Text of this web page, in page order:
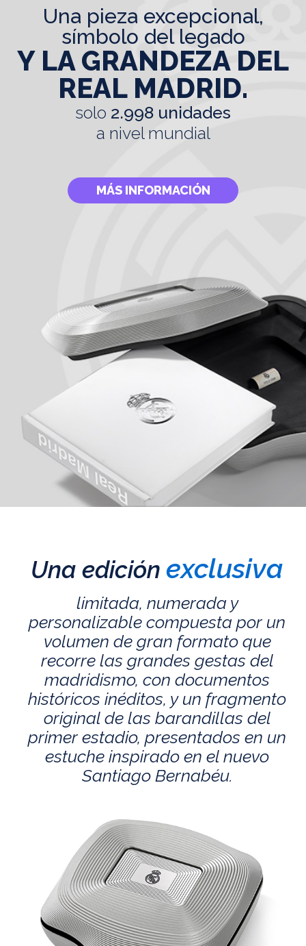
una pieza excepcional,
símbolo del legado
Y LA GRANDEZA DEL
REAL MADRID.
solo 2.998 unidades
a nivel mundial
MÁS INFORMACIÓN
Una edición exclusiva
limitada, numerada y
personalizable compuesta por un
volumen de gran formato que
recorre las grandes gestas del
madridismo, con documentos
históricos inéditos, y un fragmento
original de las barandillas del
primer estadio, presentados en un
estuche inspirado en el nuevo
Santiago Bernabéu.